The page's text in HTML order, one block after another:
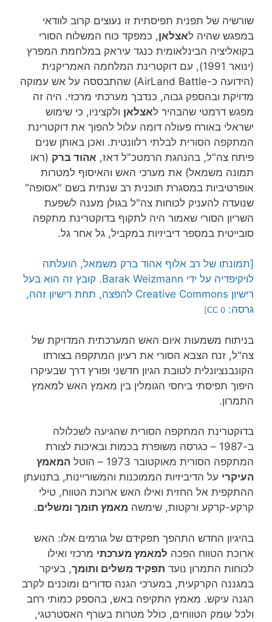
שורשיה של תפנית תפיסתית זו נעוצים קרוב לוודאי
במפגש שהיה לאצלאן, כמפקד כוח המשלוח הסורי
בקואליציה הבינלאומית כנגד עיראק במלחמת המפרץ
(ינואר 1991), עם דוקטרינת המלחמה האמריקנית
(הידועה כ-AirLand Battle) שהתבססה על אש עמוקה
מדויקת ובהספק גבוה, כנדבך מערכתי מרכזי. היה זה
מפגש דרמטי שהבהיר לאצלאן ולקציניו, כי שימוש
ישראלי באורח פעולה דומה עלול להפוך את דוקטרינת
המתקפה הסורית לבלתי רלוונטית. ואכן באותן שנים
פיתח צה"ל, בהנהגת הרמטכ"ל דאז, אהוד ברק (ראו
תמונה משמאל) את מערכי האש והאיסוף למטרות
אופרטיביות במסגרת תוכנית רב שנתית בשם "אסופה"
שנועדה להעניק לכוחות צה"ל בגולן מענה לשפעת
השריון הסורי שאמור היה לתקוף בדוקטרינת מתקפה
סובייטית במספר דיביזיות במקביל, גל אחר גל.
[תמונתו של רב אלוף אהוד ברק משמאל, הועלתה
לויקיפדיה על ידי Barak Weizmann. קובץ זה הוא בעל
רישיון Creative Commons להפצה, תחת רישיון זהה,
גרסה:
CC 0]
בניתוח משמעות איום האש המערכתית המדויקת של
צה"ל, זנח הצבא הסורי את רעיון המתקפה בצורתו
הקונבנציונלית לטובת הגיון חדשני ופורץ דרך שבעיקרו
היפוך תפיסתי ביחסי הגומלין בין מאמץ האש למאמץ
התמרון.
בדוקטרינת המתקפה הסורית שהגיעה לשכלולה
ב-1987 – כגרסה משופרת בכמות ובאיכות לצורת
המתקפה הסורית מאוקטובר 1973 – הוטל
המאמץ
העיקרי על הדיביזיות הממוכנות והמשוריינות, בתנועתן
ההתקפית אל החזית ואילו האש ארוכת הטווח, טילי
קרקע-קרקע ורקטות, שימשה מאמץ תומך ומשלים.
בהיגיון החדש התהפך תפקידם של גורמים אלו: האש
ארוכת הטווח הפכה למאמץ מערכתי מרכזי ואילו
לכוחות התמרון נועד תפקיד משלים ותומך, בעיקר
במגננה הקרקעית, במערכי הגנה סדורים ומוכנים לקרב
הגנה עיקש. מאמץ התקיפה באש, בהספק כמותי רחב
ולכל עומק הטווחים, כולל מטרות בעורף האסטרטגי,